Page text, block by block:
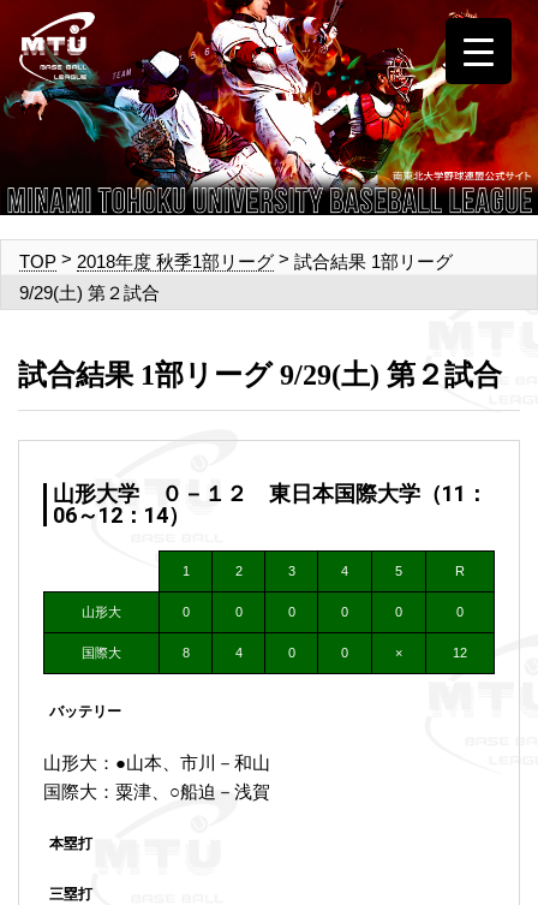
TOP > 2018年度 秋季1部リーグ > 試合結果 1部リーグ
9/29(土) 第２試合
試合結果 1部リーグ 9/29(土) 第２試合
山形大学 ０－１２ 東日本国際大学（11：
06～12：14）
1 2 3 4 5 R
山形大 0 0 0 0 0 0
国際大 8 4 0 0 × 12
バッテリー
山形大：●山本、市川－和山
国際大：粟津、○船迫－浅賀
本塁打
三塁打